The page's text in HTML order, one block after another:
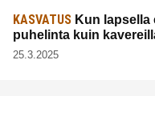
KASVATUS Kun lapsella
puhelinta kuin
25.3.2025